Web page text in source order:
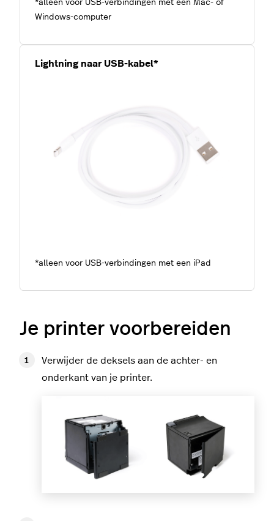
*alleen voor USB-verbindingen met een Mac- of
Windows-computer
Lightning naar USB-kabel*
*alleen voor USB-verbindingen met een iPad
Je printer voorbereiden
Verwijder de deksels aan de achter- en
onderkant van je printer.